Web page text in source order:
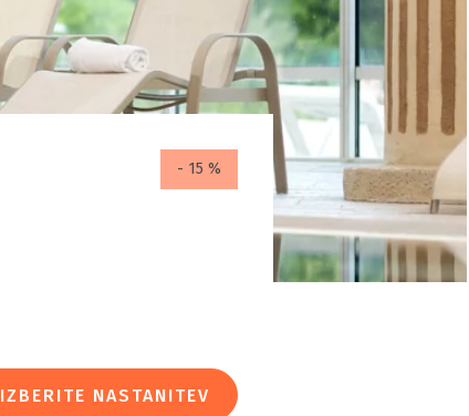
- 15 %
IZBERITE NASTANITEV